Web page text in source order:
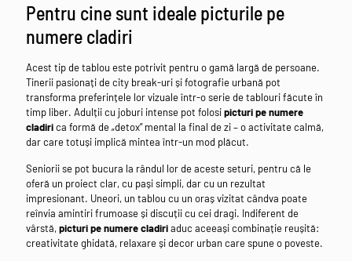
Pentru cine sunt ideale picturile pe
numere cladiri
Acest tip de tablou este potrivit pentru o gamă largă de persoane.
Tinerii pasionați de city break-uri și fotografie urbană pot
transforma preferințele lor vizuale într-o serie de tablouri făcute în
timp liber. Adulții cu joburi intense pot folosipicturi pe numere
cladirica formă de „detox” mental la final de zi – o activitate calmă,
dar care totuși implică mintea într-un mod plăcut.
Seniorii se pot bucura la rândul lor de aceste seturi, pentru că le
oferă un proiect clar, cu pași simpli, dar cu un rezultat
impresionant. Uneori, un tablou cu un oraș vizitat cândva poate
reînvia amintiri frumoase și discuții cu cei dragi. Indiferent de
vârstă,picturi pe numere cladiriaduc aceeași combinație reușită:
creativitate ghidată, relaxare și decor urban care spune o poveste.